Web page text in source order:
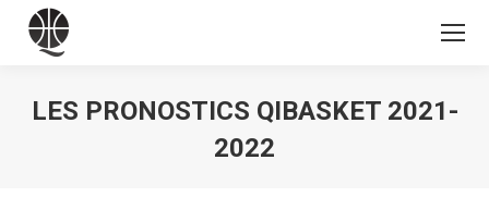
LES PRONOSTICS QIBASKET 2021-
2022